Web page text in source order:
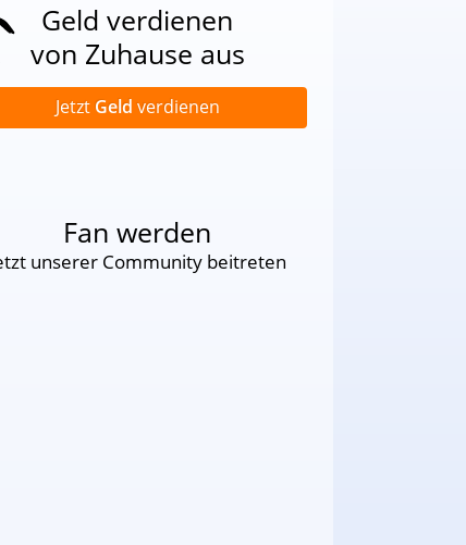
Geld verdienen
von Zuhause aus
Jetzt Geld verdienen
Fan werden
unserer Community beitreten